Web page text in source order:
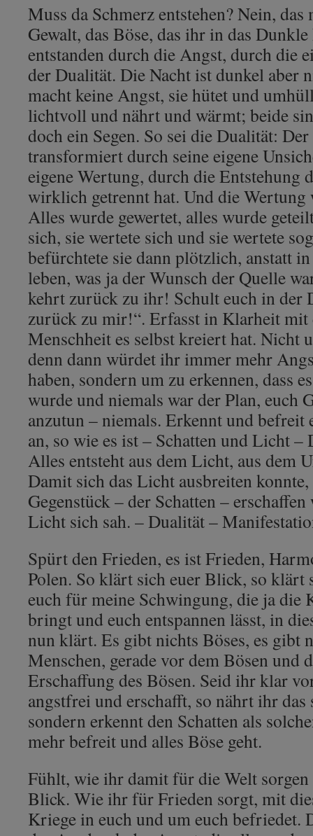
Muss da Schmerz entstehen? Nein, das
Gewalt, das Böse, das ihr in das
entstanden durch die Angst, durch die
der Dualität. Die Nacht ist dunkel aber
macht keine Angst, sie hütet und
lichtvoll und nährt und wärmt; beide
doch ein Segen. So sei die Dualität:
transformiert durch seine eigene
eigene Wertung, durch die Entstehung
wirklich getrennt hat. Und die Wertung
Alles wurde gewertet, alles wurde
sich, sie wertete sich und sie wertete
befürchtete sie dann plötzlich, anstatt
leben, was ja der Wunsch der Quelle
kehrt zurück zu ihr! Schult euch in der
zurück zu mir!“. Erfasst in Klarheit mit
Menschheit es selbst kreiert hat. Nicht
denn dann würdet ihr immer mehr
haben, sondern um zu erkennen, dass
wurde und niemals war der Plan, euch
anzutun – niemals. Erkennt und befreit
an, so wie es ist – Schatten und Licht
Alles entsteht aus dem Licht, aus dem
Damit sich das Licht ausbreiten konnte,
Gegenstück – der Schatten –
Licht sich sah. – Dualität –
Spürt den Frieden, es ist Frieden,
Polen. So klärt sich euer Blick, so klärt
euch für meine Schwingung, die ja die
bringt und euch entspannen lässt, in
nun klärt. Es gibt nichts Böses, es gibt
Menschen, gerade vor dem Bösen und
Erschaffung des Bösen. Seid ihr klar
angstfrei und erschafft, so nährt ihr das
sondern erkennt den Schatten als
mehr befreit und alles Böse geht.
Fühlt, wie ihr damit für die Welt
Blick. Wie ihr für Frieden sorgt, mit
Kriege in euch und um euch befriedet.